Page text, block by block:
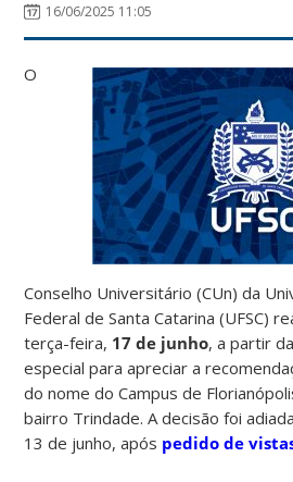
16/06/2025 11:05
O
Conselho Universitário (CUn) da
Federal de Santa Catarina (UFSC)
terça-feira, 17 de junho, a partir
especial para apreciar a
do nome do Campus de
bairro Trindade. A decisão foi
13 de junho, após pedido de